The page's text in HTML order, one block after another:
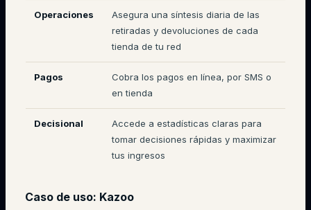
Operaciones
Asegura una síntesis diaria de las
retiradas y devoluciones de cada
tienda de tu red
Pagos
Cobra los pagos en línea, por SMS o
en tienda
Decisional
Accede a estadísticas claras para
tomar decisiones rápidas y maximizar
tus ingresos
Caso de uso: Kazoo